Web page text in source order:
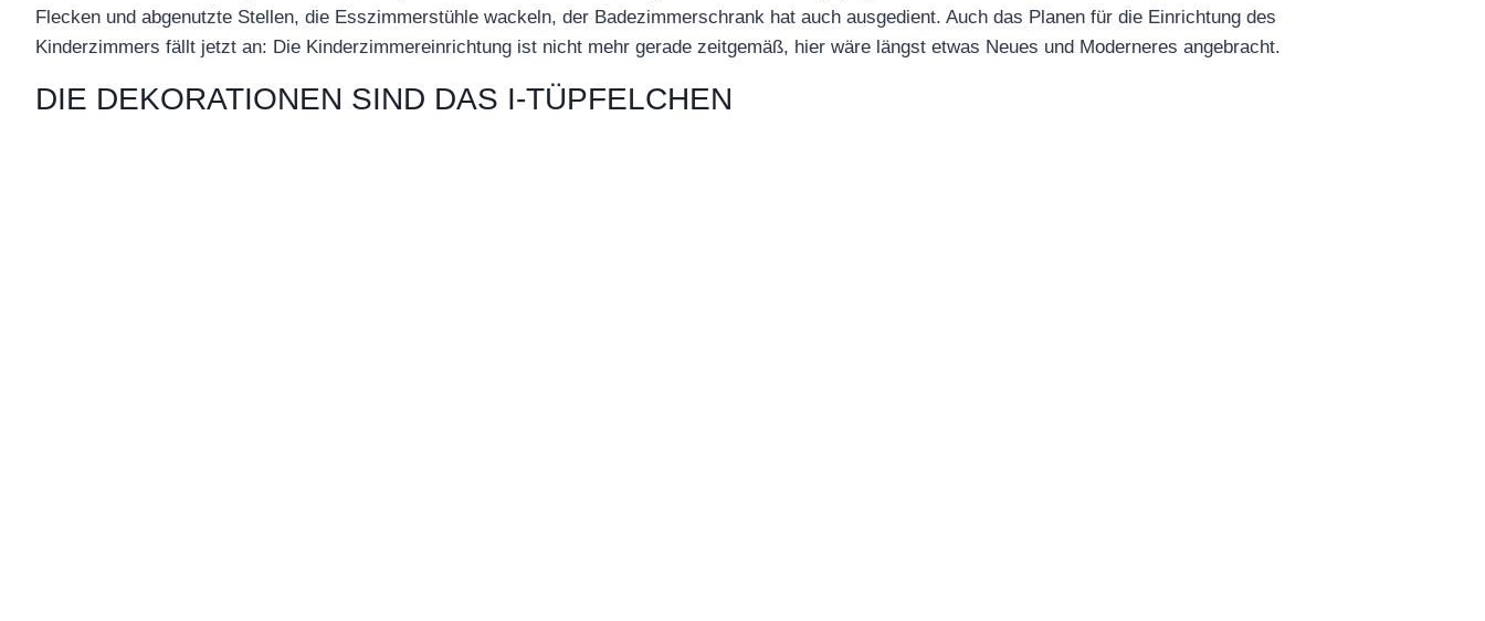
Flecken und abgenutzte Stellen, die Esszimmerstühle wackeln, der Badezimmerschrank hat auch ausgedient. Auch das Planen für die Einrichtung des
Kinderzimmers fällt jetzt an: Die Kinderzimmereinrichtung ist nicht mehr gerade zeitgemäß, hier wäre längst etwas Neues und Moderneres angebracht.
DIE DEKORATIONEN SIND DAS I-TÜPFELCHEN